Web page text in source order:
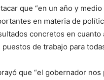
que “en un año y
en materia de
concretos en
de trabajo para
que “el gobernador